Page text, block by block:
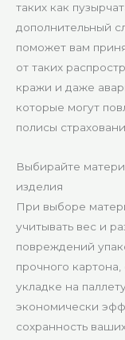
таких как
дополнительный
поможет вам
от таких
кражи и даже
которые могут
полисы
Выбирайте
изделия
При выборе
учитывать вес и
повреждений
прочного
укладке на
экономически
сохранность